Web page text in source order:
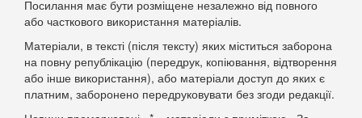
Посилання має бути розміщене незалежно від повного
або часткового використання матеріалів.
Матеріали, в тексті (після тексту) яких міститься заборона
на повну републікацію (передрук, копіювання, відтворення
або інше використання), або матеріали доступ до яких є
платним, заборонено передруковувати без згоди редакції.